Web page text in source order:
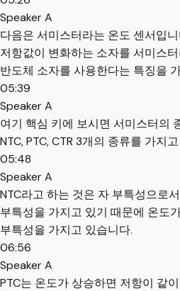
Speaker A
다음은 서미스터라는 온도 센서입
저항값이 변화하는 소자를 서미스
반도체 소자를 사용한다는 특징을
05:39
Speaker A
여기 핵심 키에 보시면 서미스터의
NTC, PTC, CTR 3개의 종류를 가지
05:48
Speaker A
NTC라고 하는 것은 자 부특성으로
부특성을 가지고 있기 때문에 온도
부특성을 가지고 있습니다.
06:56
Speaker A
PTC는 온도가 상승하면 저항이 같